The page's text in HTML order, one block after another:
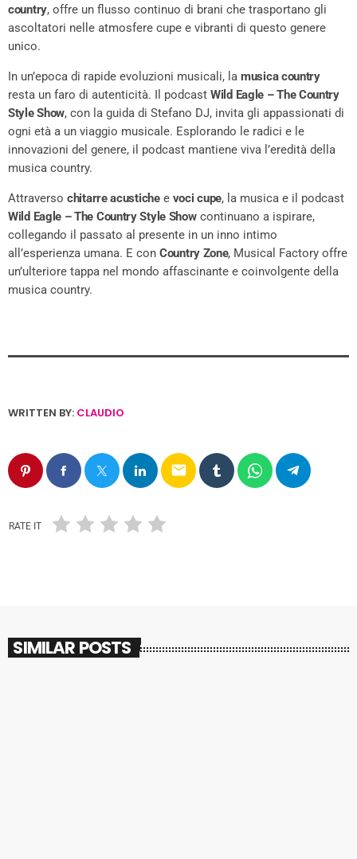
country, offre un flusso continuo di brani che trasportano gli
ascoltatori nelle atmosfere cupe e vibranti di questo genere
unico.
In un’epoca di rapide evoluzioni musicali, la musica country
resta un faro di autenticità. Il podcast Wild Eagle – The Country
Style Show, con la guida di Stefano DJ, invita gli appassionati di
ogni età a un viaggio musicale. Esplorando le radici e le
innovazioni del genere, il podcast mantiene viva l’eredità della
musica country.
Attraverso chitarre acustichee voci cupe, la musica e il podcast
Wild Eagle – The Country Style Showcontinuano a ispirare,
collegando il passato al presente in un inno intimo
all’esperienza umana. E con Country Zone, Musical Factory offre
un’ulteriore tappa nel mondo affascinante e coinvolgente della
musica country.
WRITTEN BY: CLAUDIO
email
RATE IT
SIMILAR POSTS